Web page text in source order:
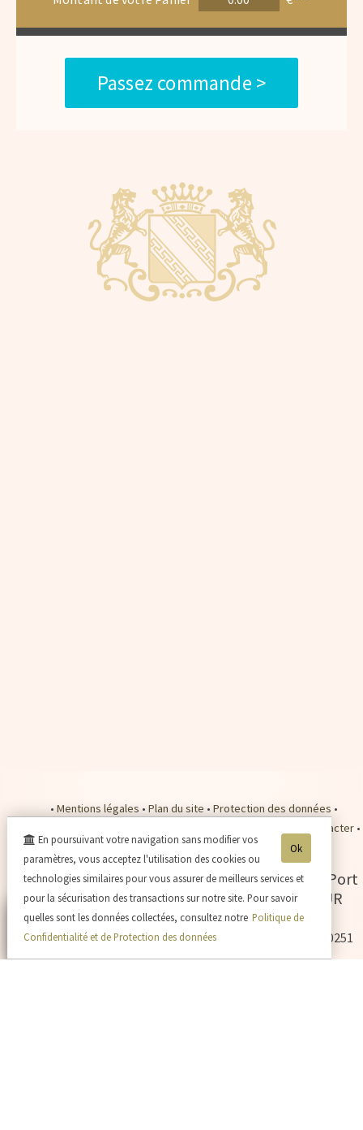
Passez commande >
• Mentions légales • Plan du site • Protection des données •
Nous contacter •
Nos tarifs expédition•Payer en ligne
Champagne Jacques SONNETTE-2 rue du Port
Picard Grand Porteron -02310CHARLY SUR
MARNE
Tél. 03.23.82.05.71- Tva. : FR60524940251 - RCS : 524940251
Ok
En poursuivant votre navigation sans modifier vos
paramètres, vous acceptez l'utilisation des cookies ou
technologies similaires pour vous assurer de meilleurs services et
pour la sécurisation des transactions sur notre site. Pour savoir
quelles sont les données collectées, consultez notre Politique de
Confidentialité et de Protection des données